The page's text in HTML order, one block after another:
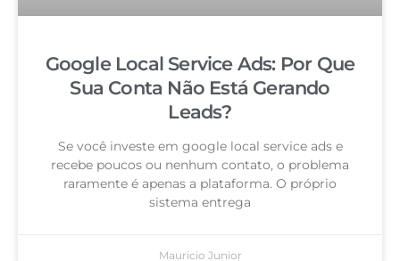
Google Local Service Ads: Por Que
Sua Conta Não Está Gerando
Leads?
Se você investe em google local service ads e
recebe poucos ou nenhum contato, o problema
raramente é apenas a plataforma. O próprio
sistema entrega
Mauricio Junior